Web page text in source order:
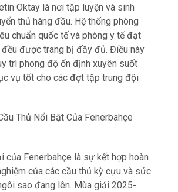
Oktay là nơi tập luyện và sinh
thủ hàng đầu. Hệ thống phòng
chuẩn quốc tế và phòng y tế đạt
được trang bị đầy đủ. Điều này
trì phong độ ổn định xuyên suốt
vụ tốt cho các đợt tập trung đội
Thủ Nổi Bật Của Fenerbahçe
của Fenerbahçe là sự kết hợp hoàn
của các cầu thủ kỳ cựu và sức
sao đang lên. Mùa giải 2025-